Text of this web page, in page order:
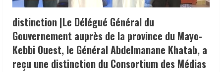
distinction |Le Délégué Général du
Gouvernement auprès de la province du Mayo-
Kebbi Ouest, le Général Abdelmanane Khatab, a
reçu une distinction du Consortium des Médias